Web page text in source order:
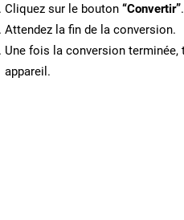
Cliquez sur le bouton “Convertir”.
Attendez la fin de la conversion.
Une fois la conversion terminée,
appareil.